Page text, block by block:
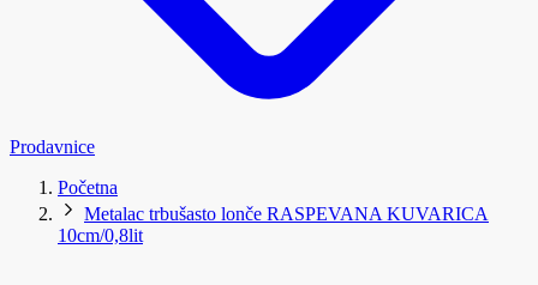
Prodavnice
Početna
Metalac trbušasto lonče RASPEVANA KUVARICA
10cm/0,8lit